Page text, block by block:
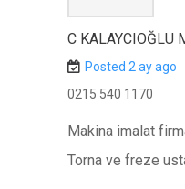
C KALAYCIOĞLU
Posted 2 ay ago
0215 540 1170
Makina imalat
Torna ve freze